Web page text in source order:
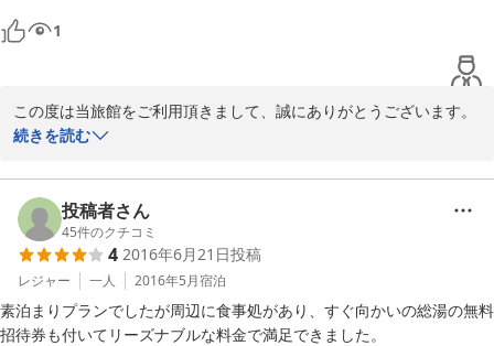
1
この度は当旅館をご利用頂きまして、誠にありがとうございます。
大変申し訳ございません。
当日は和倉温泉総湯が定休日で、ご利用頂けないため、館内の大浴
場をご案内させて頂きました。
ご説明が十分でなく、大変申し訳ございません。
今後は誤解が生じることがないよう、お客様の立場に立ってご案内
させて頂くよう心掛けて参ります。
続きを読む
投稿者さん
45件のクチコミ
4 2016年6月21日投稿
レジャー 一人 2016年5月宿泊
素泊まりプランでしたが周辺に食事処があり、すぐ向かいの総湯の無料
招待券も付いてリーズナブルな料金で満足できました。